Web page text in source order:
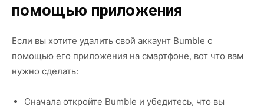
помощью приложения
Если вы хотите удалить свой аккаунт Bumble с
помощью его приложения на смартфоне, вот что вам
нужно сделать:
Сначала откройте Bumble и убедитесь, что вы